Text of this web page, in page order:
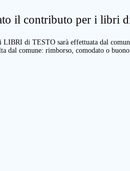
il contributo per i libri
di TESTO sarà effettuata dal
dal comune: rimborso, comodato o